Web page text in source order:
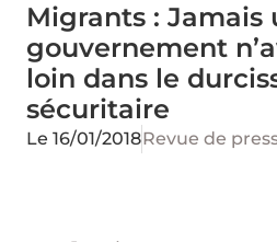
Migrants : Jamais
gouvernement
loin dans le
sécuritaire
Le 16/01/2018Revue de